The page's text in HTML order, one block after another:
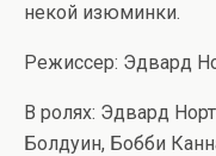
некой изюминки.
Режиссер: Эдвард
В ролях: Эдвард
Болдуин, Бобби